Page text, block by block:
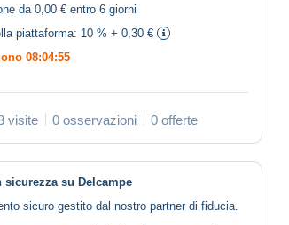
da 0,00 € entro 6 giorni
piattaforma: 10 % + 0,30 €
08:04:55
visite 0 osservazioni 0 offerte
sicurezza su Delcampe
sicuro gestito dal nostro partner di fiducia.